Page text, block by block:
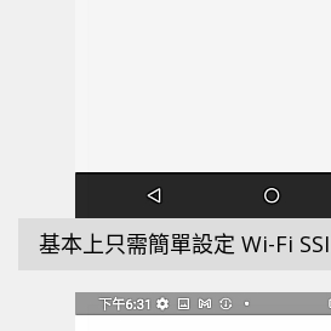
基本上只需簡單設定 Wi-Fi